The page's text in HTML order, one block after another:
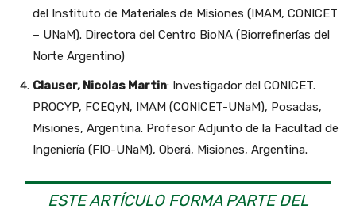
del Instituto de Materiales de Misiones (IMAM, CONICET
– UNaM). Directora del Centro BioNA (Biorrefinerías del
Norte Argentino)
Clauser, Nicolas Martin: Investigador del CONICET.
PROCYP, FCEQyN, IMAM (CONICET-UNaM), Posadas,
Misiones, Argentina. Profesor Adjunto de la Facultad de
Ingeniería (FIO-UNaM), Oberá, Misiones, Argentina.
ESTE ARTÍCULO FORMA PARTE DEL